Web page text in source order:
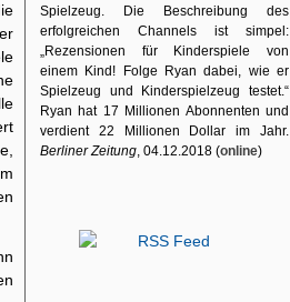
Spielzeug. Die Beschreibung des
erfolgreichen Channels ist simpel:
„Rezensionen für Kinderspiele von
einem Kind! Folge Ryan dabei, wie er
Spielzeug und Kinderspielzeug testet.“
Ryan hat 17 Millionen Abonnenten und
verdient 22 Millionen Dollar im Jahr.
Berliner Zeitung, 04.12.2018 (online)